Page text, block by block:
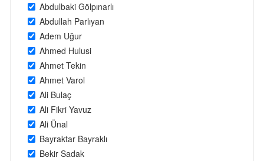
Abdulbaki Gölpınarlı
Abdullah Parlıyan
Adem Uğur
Ahmed Hulusi
Ahmet Tekin
Ahmet Varol
Ali Bulaç
Ali Fikri Yavuz
Ali Ünal
Bayraktar Bayraklı
Bekir Sadak